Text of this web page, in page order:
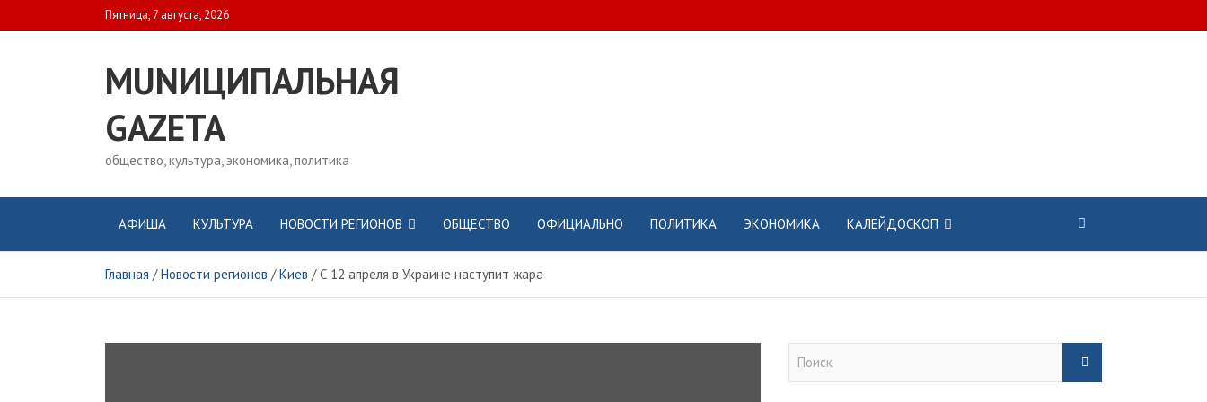
to
Пятница, 7 августа, 2026
MUNИЦИПАЛЬНАЯ
GAZЕТА
общество, культура, экономика, политика
АФИША КУЛЬТУРА НОВОСТИ РЕГИОНОВ ОБЩЕСТВО ОФИЦИАЛЬНО ПОЛИТИКА ЭКОНОМИКА КАЛЕЙДОСКОП
Главная Новости регионов Киев С 12 апреля в Украине наступит жара